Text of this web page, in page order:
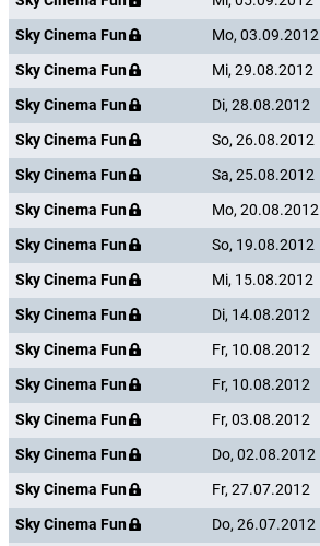
Sky Cinema Fun
Mo, 03.09.2012
Sky Cinema Fun
Mi, 29.08.2012
Sky Cinema Fun
Di, 28.08.2012
Sky Cinema Fun
So, 26.08.2012
Sky Cinema Fun
Sa, 25.08.2012
Sky Cinema Fun
Mo, 20.08.2012
Sky Cinema Fun
So, 19.08.2012
Sky Cinema Fun
Mi, 15.08.2012
Sky Cinema Fun
Di, 14.08.2012
Sky Cinema Fun
Fr, 10.08.2012
Sky Cinema Fun
Fr, 10.08.2012
Sky Cinema Fun
Fr, 03.08.2012
Sky Cinema Fun
Do, 02.08.2012
Sky Cinema Fun
Fr, 27.07.2012
Sky Cinema Fun
Do, 26.07.2012